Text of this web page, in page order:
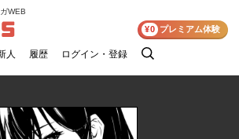
WEB
人 履歴 ログイン・登録
検
¥0 プレミアム体験